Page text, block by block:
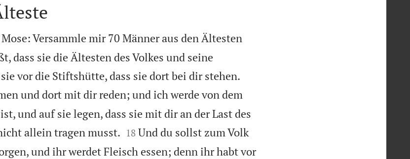
Versammle mir 70 Männer aus den Ältesten
dass sie die Ältesten des Volkes und seine
vor die Stiftshütte, dass sie dort bei dir stehen.
und dort mit dir reden; und ich werde von dem
und auf sie legen, dass sie mit dir an der Last des
allein tragen musst.
18 Und du sollst zum Volk
und ihr werdet Fleisch essen; denn ihr habt vor